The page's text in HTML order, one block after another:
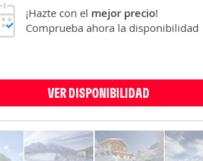
¡Hazte con el mejor precio!
Comprueba ahora la disponibilidad
VER DISPONIBILIDAD